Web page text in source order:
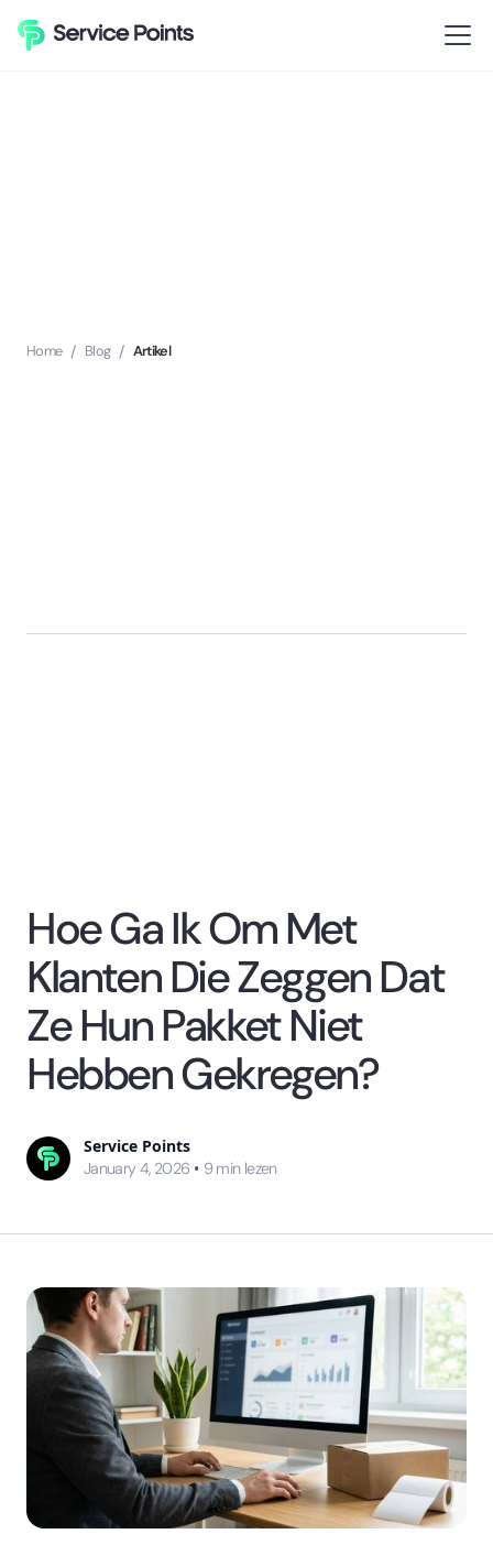
Home / Blog / Artikel
Hoe Ga Ik Om Met
Klanten Die Zeggen Dat
Ze Hun Pakket Niet
Hebben Gekregen?
Service Points
January 4, 2026 • 9 min lezen